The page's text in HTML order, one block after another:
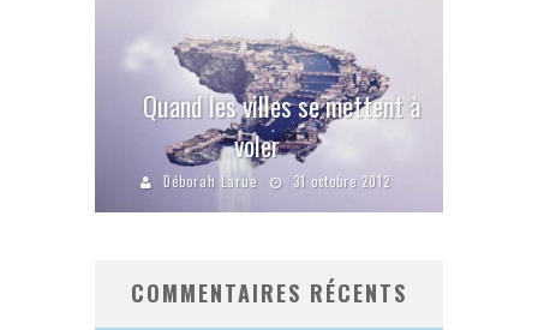
Quand les villes se mettent à
voler
Déborah Larue 31 octobre 2012
COMMENTAIRES RÉCENTS